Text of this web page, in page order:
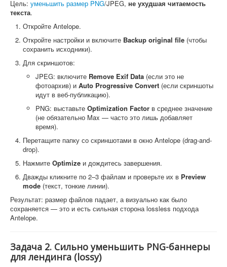
Цель: уменьшить размер PNG/JPEG, не ухудшая читаемость
текста.
Откройте Antelope.
Откройте настройки и включите Backup original file (чтобы
сохранить исходники).
Для скриншотов:
JPEG: включите Remove Exif Data (если это не
фотоархив) и Auto Progressive Convert (если скриншоты
идут в веб-публикацию).
PNG: выставьте Optimization Factor в среднее значение
(не обязательно Max — часто это лишь добавляет
время).
Перетащите папку со скриншотами в окно Antelope (drag-and-
drop).
Нажмите Optimize и дождитесь завершения.
Дважды кликните по 2–3 файлам и проверьте их в Preview
mode (текст, тонкие линии).
Результат: размер файлов падает, а визуально как было
сохраняется — это и есть сильная сторона lossless подхода
Antelope.
Задача 2. Сильно уменьшить PNG-баннеры
для лендинга (lossy)